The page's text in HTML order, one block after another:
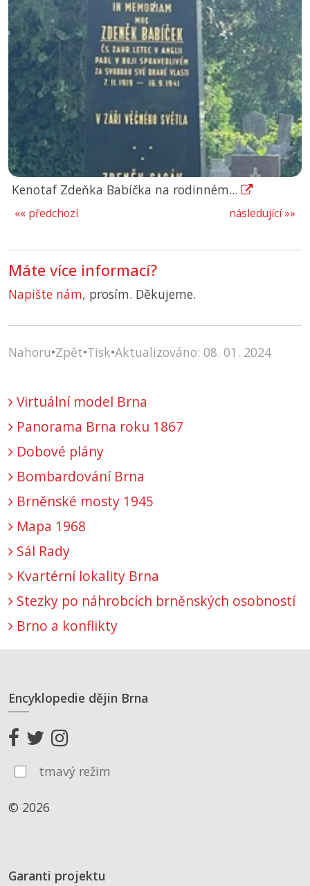
Kenotaf Zdeňka Babíčka na rodinném...
následující »»
«« předchozí
Máte více informací?
Napište nám, prosím. Děkujeme.
Nahoru•Zpět•Tisk•Aktualizováno: 08. 01. 2024
Virtuální model Brna
Panorama Brna roku 1867
Dobové plány
Bombardování Brna
Brněnské mosty 1945
Mapa 1968
Sál Rady
Kvartérní lokality Brna
Stezky po náhrobcích brněnských osobností
Brno a konflikty
Encyklopedie dějin Brna
tmavý režim
© 2026
Garanti projektu